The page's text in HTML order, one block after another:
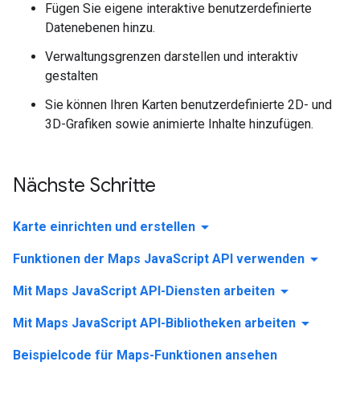
Fügen Sie eigene interaktive benutzerdefinierte
Datenebenen hinzu.
Verwaltungsgrenzen darstellen und interaktiv
gestalten
Sie können Ihren Karten benutzerdefinierte 2D- und
3D-Grafiken sowie animierte Inhalte hinzufügen.
Nächste Schritte
Karte einrichten und erstellen arrow_drop_down
Funktionen der Maps JavaScript API verwenden arrow_drop_down
Mit Maps JavaScript API-Diensten arbeiten arrow_drop_down
Mit Maps JavaScript API-Bibliotheken arbeiten arrow_drop_down
Beispielcode für Maps-Funktionen ansehen